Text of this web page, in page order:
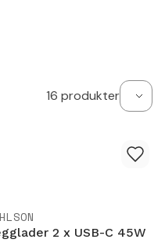
16 produkter
2 x USB-C 45W